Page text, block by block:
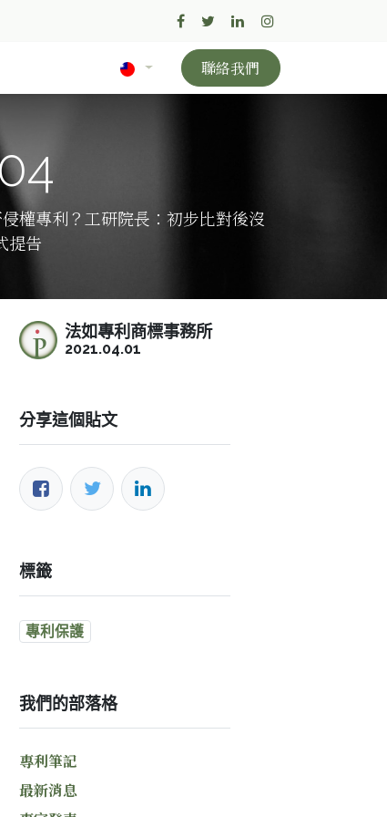
聯絡我們
權專利？工研院長：初步比對後沒
提告
法如專利商標事務所
2021.04.01
分享這個貼文
標籤
專利保護
我們的部落格
專利筆記
最新消息